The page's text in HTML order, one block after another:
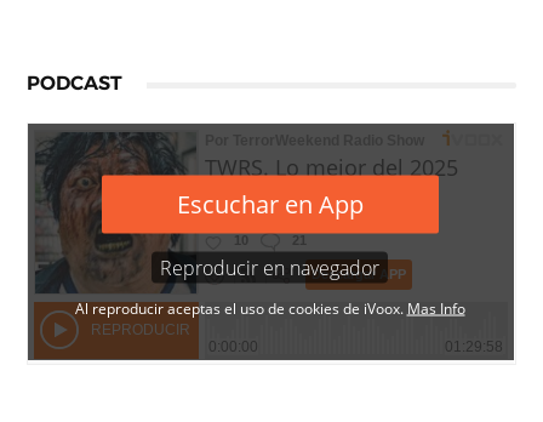
PODCAST